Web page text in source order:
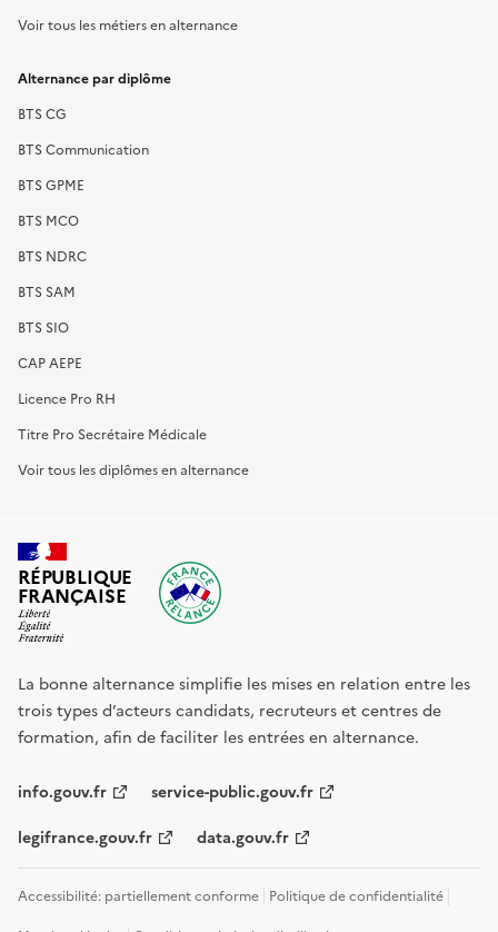
Voir tous les métiers en alternance
Alternance par diplôme
BTS CG
BTS Communication
BTS GPME
BTS MCO
BTS NDRC
BTS SAM
BTS SIO
CAP AEPE
Licence Pro RH
Titre Pro Secrétaire Médicale
Voir tous les diplômes en alternance
RÉPUBLIQUE
FRANÇAISE
La bonne alternance simplifie les mises en relation entre les
trois types d’acteurs candidats, recruteurs et centres de
formation, afin de faciliter les entrées en alternance.
info.gouv.fr service-public.gouv.fr
legifrance.gouv.fr data.gouv.fr
Accessibilité: partiellement conforme Politique de confidentialité